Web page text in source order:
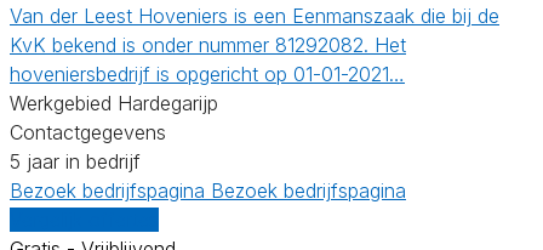
Van der Leest Hoveniers is een Eenmanszaak die bij de
KvK bekend is onder nummer 81292082. Het
hoveniersbedrijf is opgericht op 01-01-2021…
Werkgebied Hardegarijp
Contactgegevens
5 jaar in bedrijf
Bezoek bedrijfspagina Bezoek bedrijfspagina